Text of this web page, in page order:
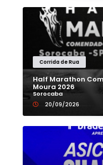
Corrida de Rua
Half Marathon
Moura 2026
Sorocaba
20/09/2026